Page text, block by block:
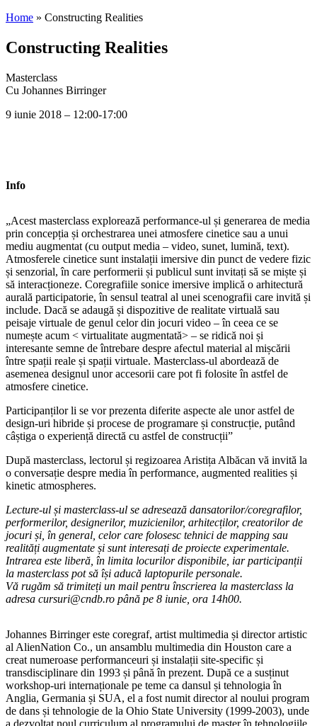
Home » Constructing Realities
Constructing Realities
Masterclass
Cu Johannes Birringer
9 iunie 2018 – 12:00-17:00
Info
„Acest masterclass explorează performance-ul și generarea de media
prin concepția și orchestrarea unei atmosfere cinetice sau a unui
mediu augmentat (cu output media – video, sunet, lumină, text).
Atmosferele cinetice sunt instalații imersive din punct de vedere fizic
și senzorial, în care performerii și publicul sunt invitați să se miște și
să interacționeze. Coregrafiile sonice imersive implică o arhitectură
aurală participatorie, în sensul teatral al unei scenografii care invită și
include. Dacă se adaugă și dispozitive de realitate virtuală sau
peisaje virtuale de genul celor din jocuri video – în ceea ce se
numește acum < virtualitate augmentată> – se ridică noi și
interesante semne de întrebare despre afectul material al mișcării
între spații reale și spații virtuale. Masterclass-ul abordează de
asemenea designul unor accesorii care pot fi folosite în astfel de
atmosfere cinetice.
Participanților li se vor prezenta diferite aspecte ale unor astfel de
design-uri hibride și procese de programare și construcție, putând
câștiga o experiență directă cu astfel de construcții”
După masterclass, lectorul și regizoarea Aristița Albăcan vă invită la
o conversație despre media în performance, augmented realities și
kinetic atmospheres.
Lecture-ul și masterclass-ul se adresează dansatorilor/coregrafilor,
performerilor, designerilor, muzicienilor, arhitecților, creatorilor de
jocuri și, în general, celor care folosesc tehnici de mapping sau
realități augmentate și sunt interesați de proiecte experimentale.
Intrarea este liberă, în limita locurilor disponibile, iar participanții
la masterclass pot să își aducă laptopurile personale.
Vă rugăm să trimiteți un mail pentru înscrierea la masterclass la
adresa cursuri@cndb.ro până pe 8 iunie, ora 14h00.
Johannes Birringer este coregraf, artist multimedia și director artistic
al AlienNation Co., un ansamblu multimedia din Houston care a
creat numeroase performanceuri și instalații site-specific și
transdisciplinare din 1993 și până în prezent. După ce a susținut
workshop-uri internaționale pe teme ca dansul și tehnologia în
Anglia, Germania și SUA, el a fost numit director al noului program
de dans și tehnologie de la Ohio State University (1999-2003), unde
a dezvoltat noul curriculum al programului de master în tehnologiile